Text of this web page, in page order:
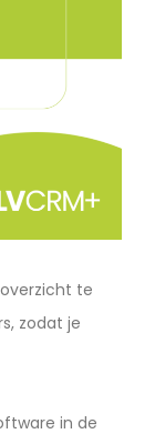
te
zodat je
in de